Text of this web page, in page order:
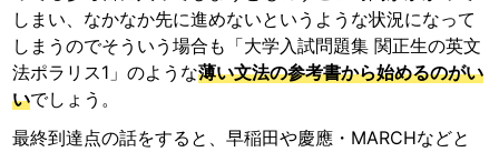
しまい、なかなか先に進めないというような状況になって
しまうのでそういう場合も「大学入試問題集 関正生の英文
法ポラリス1」のような薄い文法の参考書から始めるのがい
いでしょう。
最終到達点の話をすると、早稲田や慶應・MARCHなどと